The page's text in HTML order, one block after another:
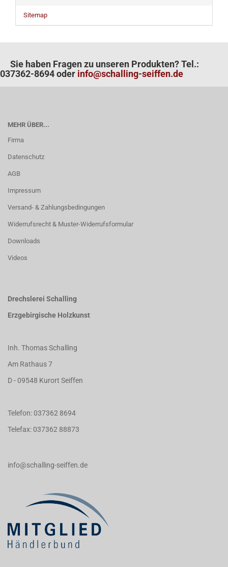
Sitemap
Sie haben Fragen zu unseren Produkten? Tel.:
037362-8694 oder info@schalling-seiffen.de
MEHR ÜBER...
Firma
Datenschutz
AGB
Impressum
Versand- & Zahlungsbedingungen
Widerrufsrecht & Muster-Widerrufsformular
Downloads
Videos
Drechslerei Schalling
Erzgebirgische Holzkunst
Inh. Thomas Schalling
Am Rathaus 7
D - 09548 Kurort Seiffen
Telefon: 037362 8694
Telefax: 037362 88873
info@schalling-seiffen.de